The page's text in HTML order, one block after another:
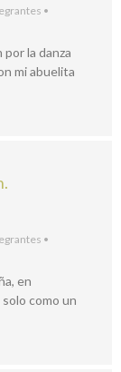
•
la danza
mi abuelita
•
en
como un